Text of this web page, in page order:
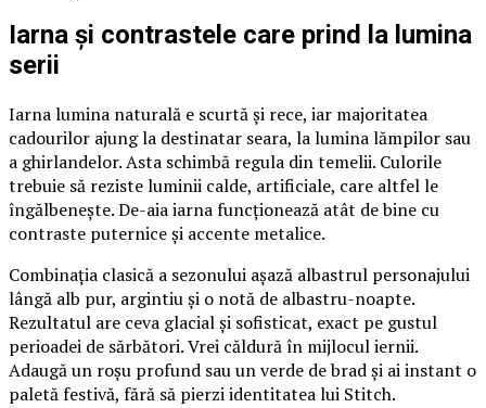
Iarna și contrastele care prind la lumina
serii
Iarna lumina naturală e scurtă și rece, iar majoritatea
cadourilor ajung la destinatar seara, la lumina lămpilor sau
a ghirlandelor. Asta schimbă regula din temelii. Culorile
trebuie să reziste luminii calde, artificiale, care altfel le
îngălbenește. De-aia iarna funcționează atât de bine cu
contraste puternice și accente metalice.
Combinația clasică a sezonului așază albastrul personajului
lângă alb pur, argintiu și o notă de albastru-noapte.
Rezultatul are ceva glacial și sofisticat, exact pe gustul
perioadei de sărbători. Vrei căldură în mijlocul iernii.
Adaugă un roșu profund sau un verde de brad și ai instant o
paletă festivă, fără să pierzi identitatea lui Stitch.